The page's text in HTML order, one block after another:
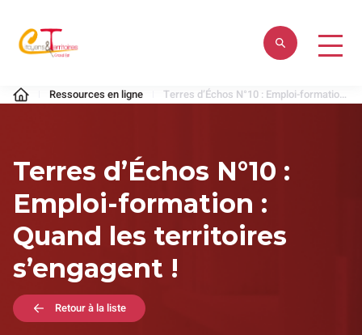
contenu
Citoyens
&
Ressources en ligne Terres d’Échos N°10 : Emploi-formation : Quand les territoires s’engagent !
Terres d’Échos N°10 :
Emploi-formation :
Quand les territoires
s’engagent !
Retour à la liste